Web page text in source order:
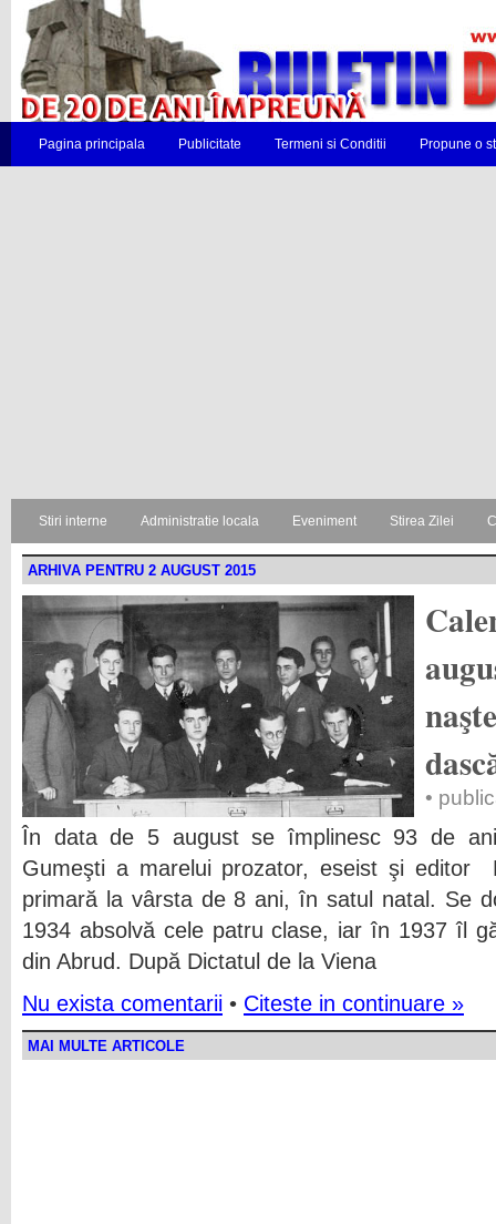
Pagina principala Publicitate Termeni si Conditii Propune o
Stiri interne Administratie locala Eveniment Stirea Zilei
ARHIVA PENTRU 2 AUGUST 2015
•
În data de 5 august se împlinesc 93 de
Gumeşti a marelui prozator, eseist şi editor
primară la vârsta de 8 ani, în satul natal. Se
1934 absolvă cele patru clase, iar în 1937 îl
din Abrud. După Dictatul de la Viena
Nu exista comentarii • Citeste in continuare »
MAI MULTE ARTICOLE